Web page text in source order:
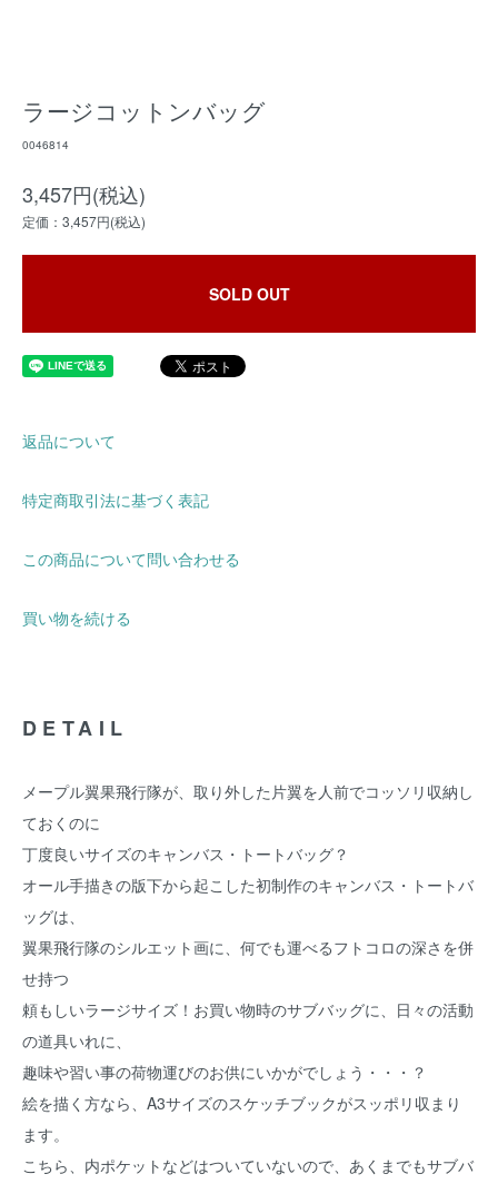
ラージコットンバッグ
0046814
3,457円(税込)
定価：3,457円(税込)
SOLD OUT
返品について
特定商取引法に基づく表記
この商品について問い合わせる
買い物を続ける
DETAIL
メープル翼果飛行隊が、取り外した片翼を人前でコッソリ収納し
ておくのに
丁度良いサイズのキャンバス・トートバッグ？
オール手描きの版下から起こした初制作のキャンバス・トートバ
ッグは、
翼果飛行隊のシルエット画に、何でも運べるフトコロの深さを併
せ持つ
頼もしいラージサイズ！お買い物時のサブバッグに、日々の活動
の道具いれに、
趣味や習い事の荷物運びのお供にいかがでしょう・・・？
絵を描く方なら、A3サイズのスケッチブックがスッポリ収まり
ます。
こちら、内ポケットなどはついていないので、あくまでもサブバ